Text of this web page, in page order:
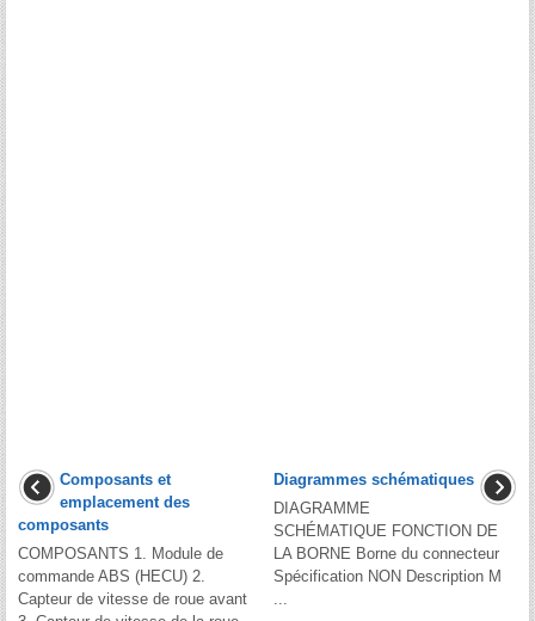
Composants et
emplacement des
composants
COMPOSANTS 1. Module de
commande ABS (HECU) 2.
Capteur de vitesse de roue avant
Diagrammes schématiques
DIAGRAMME
SCHÉMATIQUE FONCTION DE
LA BORNE Borne du connecteur
Spécification NON Description M
...